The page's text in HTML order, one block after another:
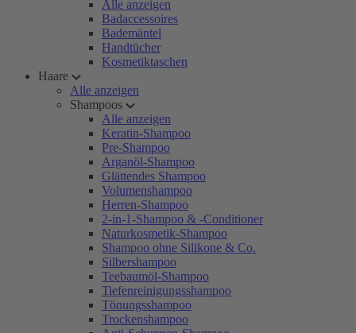
Alle anzeigen
Badaccessoires
Bademäntel
Handtücher
Kosmetiktaschen
Haare
Alle anzeigen
Shampoos
Alle anzeigen
Keratin-Shampoo
Pre-Shampoo
Arganöl-Shampoo
Glättendes Shampoo
Volumenshampoo
Herren-Shampoo
2-in-1-Shampoo & -Conditioner
Naturkosmetik-Shampoo
Shampoo ohne Silikone & Co.
Silbershampoo
Teebaumöl-Shampoo
Tiefenreinigungsshampoo
Tönungsshampoo
Trockenshampoo